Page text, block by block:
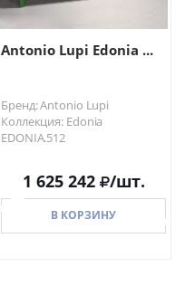
Antonio Lupi Edonia ...
Бренд: Antonio Lupi
Коллекция: Edonia
EDONIA.512
1 625 242 /шт.
В КОРЗИНУ